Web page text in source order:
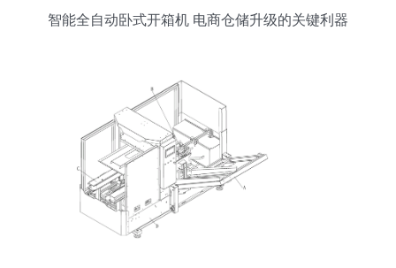
智能全自动卧式开箱机 电商仓储升级的关键利器